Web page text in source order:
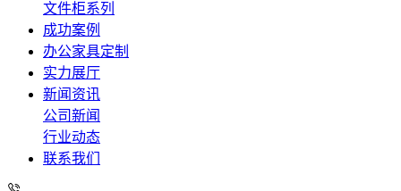
文件柜系列
成功案例
办公家具定制
实力展厅
新闻资讯
公司新闻
行业动态
联系我们